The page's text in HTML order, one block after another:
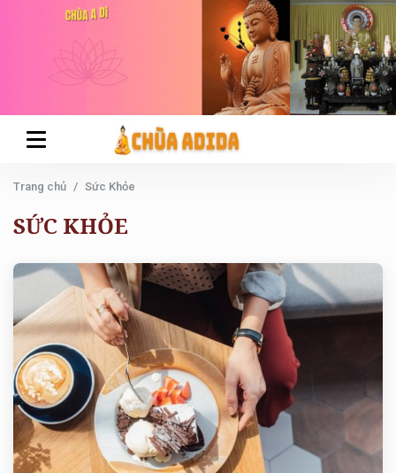
Trang chủ Sức Khỏe
SỨC KHỎE